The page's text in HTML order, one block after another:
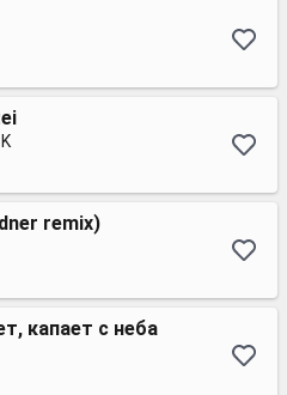
remix)
капает с неба